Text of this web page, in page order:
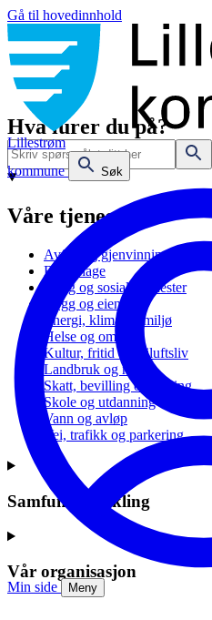
Gå til hovedinnhold
Lillestrøm
kommune
Søk
Min side Meny
Hva lurer du på?
Våre tjenester
Avfall og gjenvinning
Barnehage
Bolig og sosiale tjenester
Bygg og eiendom
Energi, klima og miljø
Helse og omsorg
Kultur, fritid og friluftsliv
Landbruk og natur
Skatt, bevilling og næring
Skole og utdanning
Vann og avløp
Vei, trafikk og parkering
Samfunnsutvikling
Vår organisasjon